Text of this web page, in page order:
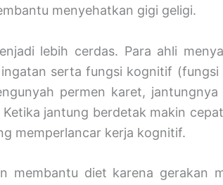
menyehatkan gigi geligi.
lebih cerdas. Para ahli
serta fungsi kognitif (fungsi
permen karet,
jantung berdetak makin
memperlancar kerja kognitif.
membantu diet karena gerakan